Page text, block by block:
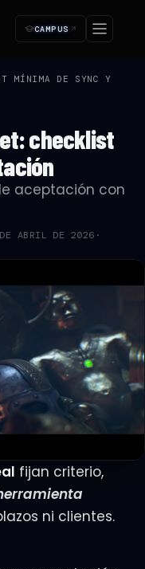
CAMPUS
MÍNIMA DE SYNC Y
checklist
aceptación con
ABRIL DE 2026 ·
fijan criterio,
ni clientes.
Paso 1 de 4
Acceso inmediato
plataforma.